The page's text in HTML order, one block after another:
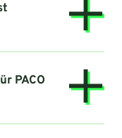
PACO